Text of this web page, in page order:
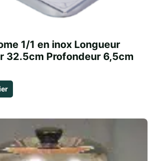
1/1 en inox Longueur
32.5cm Profondeur 6,5cm